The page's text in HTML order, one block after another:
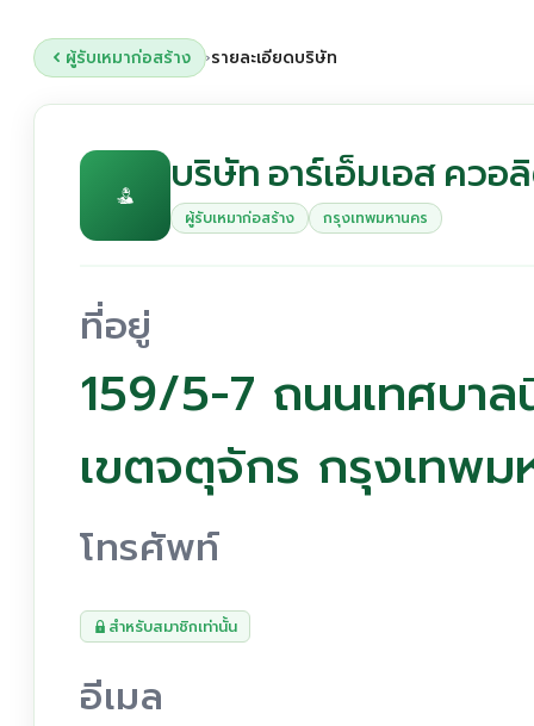
ผู้รับเหมาก่อสร้าง ›รายละเอียดบริษัท
บริษัท อาร์เอ็มเอส ควอ
ผู้รับเหมาก่อสร้าง กรุงเทพมหานคร
ที่อยู่
159/5-7 ถนนเทศบา
เขตจตุจักร กรุงเทพ
โทรศัพท์
สำหรับสมาชิกเท่านั้น
อีเมล